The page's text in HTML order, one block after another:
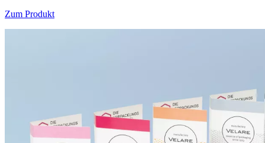
Zum Produkt